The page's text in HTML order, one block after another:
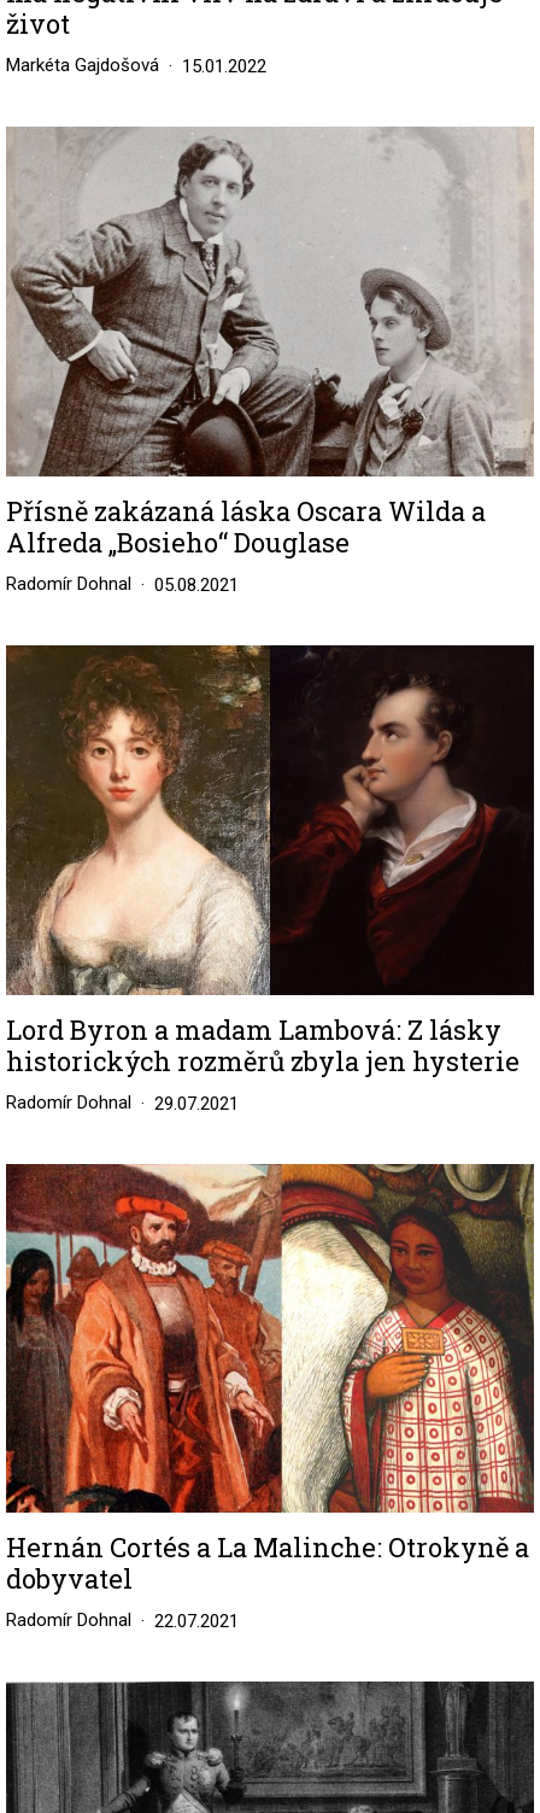
život
Markéta Gajdošová 15.01.2022
Přísně zakázaná láska Oscara Wilda a
Alfreda „Bosieho“ Douglase
Radomír Dohnal 05.08.2021
Image
Lord Byron a madam Lambová: Z lásky
historických rozměrů zbyla jen hysterie
Radomír Dohnal 29.07.2021
Image
Hernán Cortés a La Malinche: Otrokyně a
dobyvatel
Radomír Dohnal 22.07.2021
Image